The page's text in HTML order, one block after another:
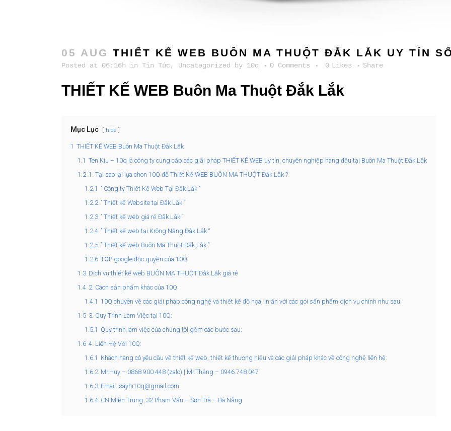
05 AUG THIẾT KẾ WEB BUÔN MA THUỘT ĐẮK LẮK UY TÍN
Posted at 06:16h in Tin Tức, Uncategorized by 10q 0 Comments 0 Likes Share
THIẾT KẾ WEB Buôn Ma Thuột Đắk Lắk
Mục Lục hide
1 THIẾT KẾ WEB Buôn Ma Thuột Đắk Lắk
1.1 Ten Kiu – 10q là công ty cung cấp các giải pháp THIẾT KẾ WEB uy tín, chuyên nghiệp hàng đầu tại Buôn Ma Thuột Đắk Lắk
1.2 1. Tại sao lại lựa chon 10Q để Thiết Kế WEB BUÔN MA THUỘT Đắk Lắk ?
1.2.1 ” Công ty Thiết Kế Web Tại Đắk Lắk ”
1.2.2 ” Thiết kế Website tại Đắk Lắk “
1.2.3 ” Thiết kế web giá rẻ Đắk Lắk “
1.2.4 ” Thiết kế web tại Krông Năng Đắk Lắk “
1.2.5 ” Thiết kế web Buôn Ma Thuột Đắk Lắk “
1.2.6 TOP google độc quyền của 10Q
1.3 Dịch vụ thiết kế web BUÔN MA THUỘT Đắk Lắk giá rẻ
1.4 2. Cách sản phẩm khác của 10Q:
1.4.1 10Q chuyên về các giải pháp công nghệ và thiết kế đồ họa, in ấn với các gói sẩn phẩm dịch vụ chính như sau:
1.5 3. Quy Trình Làm Việc tại 10Q:
1.5.1 Quy trình làm việc của chúng tôi gồm các bước sau:
1.6 4. Liên Hệ Với 10Q:
1.6.1 Khách hàng có yêu cầu về thiết kế web, thiết kế thương hiệu và các giải pháp khác về công nghệ liên hệ:
1.6.2 Mr.Huy – 0868 900 448 (zalo) | Mr.Thắng – 0946.748.047
1.6.3 Email: sayhi10q@gmail.com
1.6.4 CN Miền Trung: 32 Phạm Vấn – Sơn Trà – Đà Nẵng